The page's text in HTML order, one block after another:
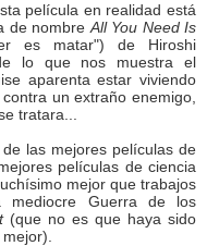
película en realidad está
de nombre All You Need Is
es matar") de Hiroshi
lo que nos muestra el
aparenta estar viviendo
un extraño enemigo,
tratara...
las mejores películas de
películas de ciencia
mejor que trabajos
mediocre Guerra de los
(que no es que haya sido